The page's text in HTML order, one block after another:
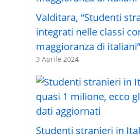
Valditara, “Studenti
integrati nelle classi
maggioranza di italiani”
3 Aprile 2024
Studenti stranieri in